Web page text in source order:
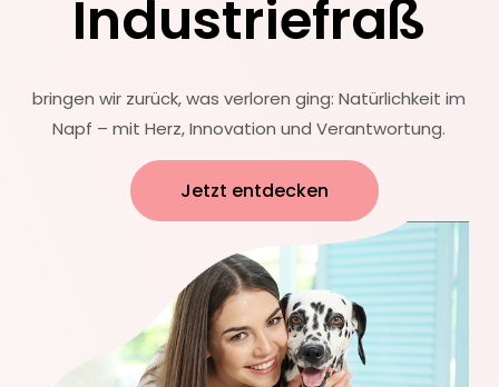
Industriefraß
bringen wir zurück, was verloren ging: Natürlichkeit im
Napf – mit Herz, Innovation und Verantwortung.
Jetzt entdecken